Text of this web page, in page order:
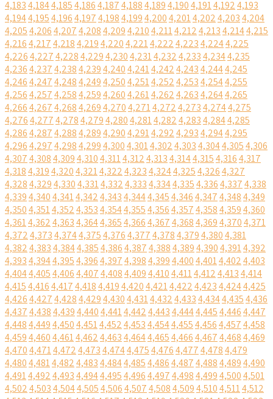
4,1834,1844,1854,1864,1874,1884,1894,1904,1914,1924,193
4,1944,1954,1964,1974,1984,1994,2004,2014,2024,2034,204
4,2054,2064,2074,2084,2094,2104,2114,2124,2134,2144,215
4,2164,2174,2184,2194,2204,2214,2224,2234,2244,225
4,2264,2274,2284,2294,2304,2314,2324,2334,2344,235
4,2364,2374,2384,2394,2404,2414,2424,2434,2444,245
4,2464,2474,2484,2494,2504,2514,2524,2534,2544,255
4,2564,2574,2584,2594,2604,2614,2624,2634,2644,265
4,2664,2674,2684,2694,2704,2714,2724,2734,2744,275
4,2764,2774,2784,2794,2804,2814,2824,2834,2844,285
4,2864,2874,2884,2894,2904,2914,2924,2934,2944,295
4,2964,2974,2984,2994,3004,3014,3024,3034,3044,3054,306
4,3074,3084,3094,3104,3114,3124,3134,3144,3154,3164,317
4,3184,3194,3204,3214,3224,3234,3244,3254,3264,327
4,3284,3294,3304,3314,3324,3334,3344,3354,3364,3374,338
4,3394,3404,3414,3424,3434,3444,3454,3464,3474,3484,349
4,3504,3514,3524,3534,3544,3554,3564,3574,3584,3594,360
4,3614,3624,3634,3644,3654,3664,3674,3684,3694,3704,371
4,3724,3734,3744,3754,3764,3774,3784,3794,3804,381
4,3824,3834,3844,3854,3864,3874,3884,3894,3904,3914,392
4,3934,3944,3954,3964,3974,3984,3994,4004,4014,4024,403
4,4044,4054,4064,4074,4084,4094,4104,4114,4124,4134,414
4,4154,4164,4174,4184,4194,4204,4214,4224,4234,4244,425
4,4264,4274,4284,4294,4304,4314,4324,4334,4344,4354,436
4,4374,4384,4394,4404,4414,4424,4434,4444,4454,4464,447
4,4484,4494,4504,4514,4524,4534,4544,4554,4564,4574,458
4,4594,4604,4614,4624,4634,4644,4654,4664,4674,4684,469
4,4704,4714,4724,4734,4744,4754,4764,4774,4784,479
4,4804,4814,4824,4834,4844,4854,4864,4874,4884,4894,490
4,4914,4924,4934,4944,4954,4964,4974,4984,4994,5004,501
4,5024,5034,5044,5054,5064,5074,5084,5094,5104,5114,512